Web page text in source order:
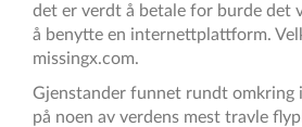
det er verdt å betale for burde det
å benytte en internettplattform.
missingx.com.
Gjenstander funnet rundt omkring
på noen av verdens mest travle